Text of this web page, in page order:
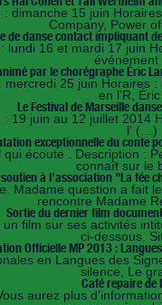
dimanche 15 juin
Company, Power
de danse contact impliquant
lundi 16 et mardi 17
par le chorégraphe Éric
25 juin
en l’R,
Le Festival de Marseille
19 juin au 12 juillet
l’ (…)
exceptionnelle du conte
écoute . Description :
connaît sur le
à l’association "La fée
Madame question a
rencontre Madame
Sortie du dernier film
film sur ses activités
ci-dessous.
Officielle MP 2013 :
en Langues des
silence, Le
Café repaire de
aurez plus